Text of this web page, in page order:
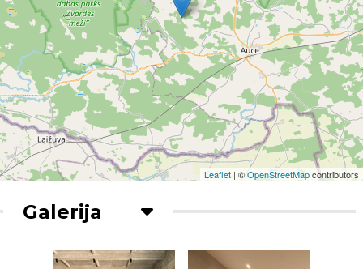
Leaflet | ©OpenStreetMapcontributors
Galerija